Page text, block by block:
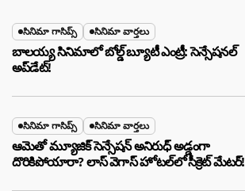
సినిమా గాసిప్స్ సినిమా వార్తలు
బాలయ్య సినిమాలో బోల్డ్ బ్యూటీ ఎంట్రీ: సెన్సేషనల్
అప్‌డేట్!
సినిమా గాసిప్స్ సినిమా వార్తలు
ఆమెతో మ్యూజిక్ సెన్సేషన్ అనిరుధ్ అడ్డంగా
దొరికిపోయారా? లాస్ వెగాస్ హోటల్‌లో సీక్రెట్ మేటర్!